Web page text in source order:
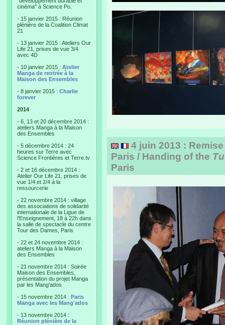
cinéma" à Science Po.
- 15 janvier 2015 : Réunion
plénière de la Coalition Climat
21
- 13 janvier 2015 : Ateliers Our
Life 21, prises de vue 3/4
avec 4D
- 10 janvier 2015 : Atelier
Manga de rentrée à la
Maison des Ensembles
- 8 janvier 2015 : Charlie
forever
2014
- 6, 13 et 20 décembre 2014 :
ateliers Manga à la Maison
des Ensembles
- 5 décembre 2014 : 24
heures sur Terre avec
Science Frontières et Terre.tv
- 2 et 16 décembre 2014 :
Atelier Our Life 21, prises de
vue 1/4 et 2/4 à la
ressourcerie
- 22 novembre 2014 : village
des associations de solidarité
internationale de la Ligue de
l'Enseignement, 18 à 22h dans
la salle de spectacle du centre
Tour des Dames, Paris
- 22 et 24 novembre 2014 :
ateliers Manga à la Maison
des Ensembles
- 21 novembre 2014 : Soirée
Maison des Ensembles,
présentation du projet Manga
par les Mang'ados
- 15 novembre 2014 : Paris
Manga avec les Mang'ados
- 13 novembre 2014 :
Réunion plénière de la
4 juin 2013 :
Paris / Handing of the
Paris